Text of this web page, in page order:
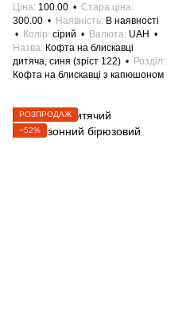
Ціна 100.00
Стара ціна
300.00
Наявність В наявності
Колір сірий Валюта UAH
Назва Кофта на блискавці
дитяча, синя (зріст 122)
Розділ
Кофта на блискавці з капюшоном
РОЗПРОДАЖ
−52%